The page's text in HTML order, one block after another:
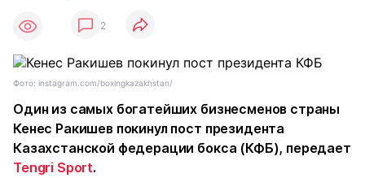
2
Фото: instagram.com/boxingkazakhstan/
Один из самых богатейших бизнесменов страны
Кенес Ракишев покинул пост президента
Казахстанской федерации бокса (КФБ), передает
Tengri Sport.